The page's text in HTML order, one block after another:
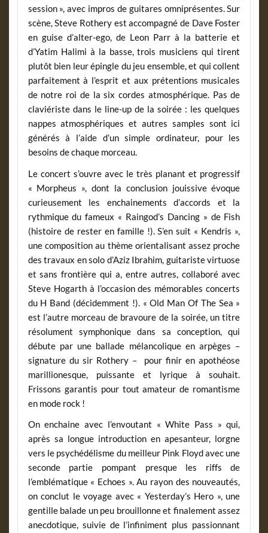
session », avec impros de guitares omniprésentes. Sur
scène, Steve Rothery est accompagné de Dave Foster
en guise d’alter-ego, de Leon Parr à la batterie et
d’Yatim Halimi à la basse, trois musiciens qui tirent
plutôt bien leur épingle du jeu ensemble, et qui collent
parfaitement à l’esprit et aux prétentions musicales
de notre roi de la six cordes atmosphérique. Pas de
claviériste dans le line-up de la soirée : les quelques
nappes atmosphériques et autres samples sont ici
générés à l’aide d’un simple ordinateur, pour les
besoins de chaque morceau.
Le concert s’ouvre avec le très planant et progressif
« Morpheus », dont la conclusion jouissive évoque
curieusement les enchainements d’accords et la
rythmique du fameux « Raingod’s Dancing » de Fish
(histoire de rester en famille !). S’en suit « Kendris »,
une composition au thème orientalisant assez proche
des travaux en solo d’Aziz Ibrahim, guitariste virtuose
et sans frontière qui a, entre autres, collaboré avec
Steve Hogarth à l’occasion des mémorables concerts
du H Band (décidemment !). « Old Man Of The Sea »
est l’autre morceau de bravoure de la soirée, un titre
résolument symphonique dans sa conception, qui
débute par une ballade mélancolique en arpèges –
signature du sir Rothery – pour finir en apothéose
marillionesque, puissante et lyrique à souhait.
Frissons garantis pour tout amateur de romantisme
en mode rock !
On enchaine avec l’envoutant « White Pass » qui,
après sa longue introduction en apesanteur, lorgne
vers le psychédélisme du meilleur Pink Floyd avec une
seconde partie pompant presque les riffs de
l’emblématique « Echoes ». Au rayon des nouveautés,
on conclut le voyage avec « Yesterday’s Hero », une
gentille balade un peu brouillonne et finalement assez
anecdotique, suivie de l’infiniment plus passionnant